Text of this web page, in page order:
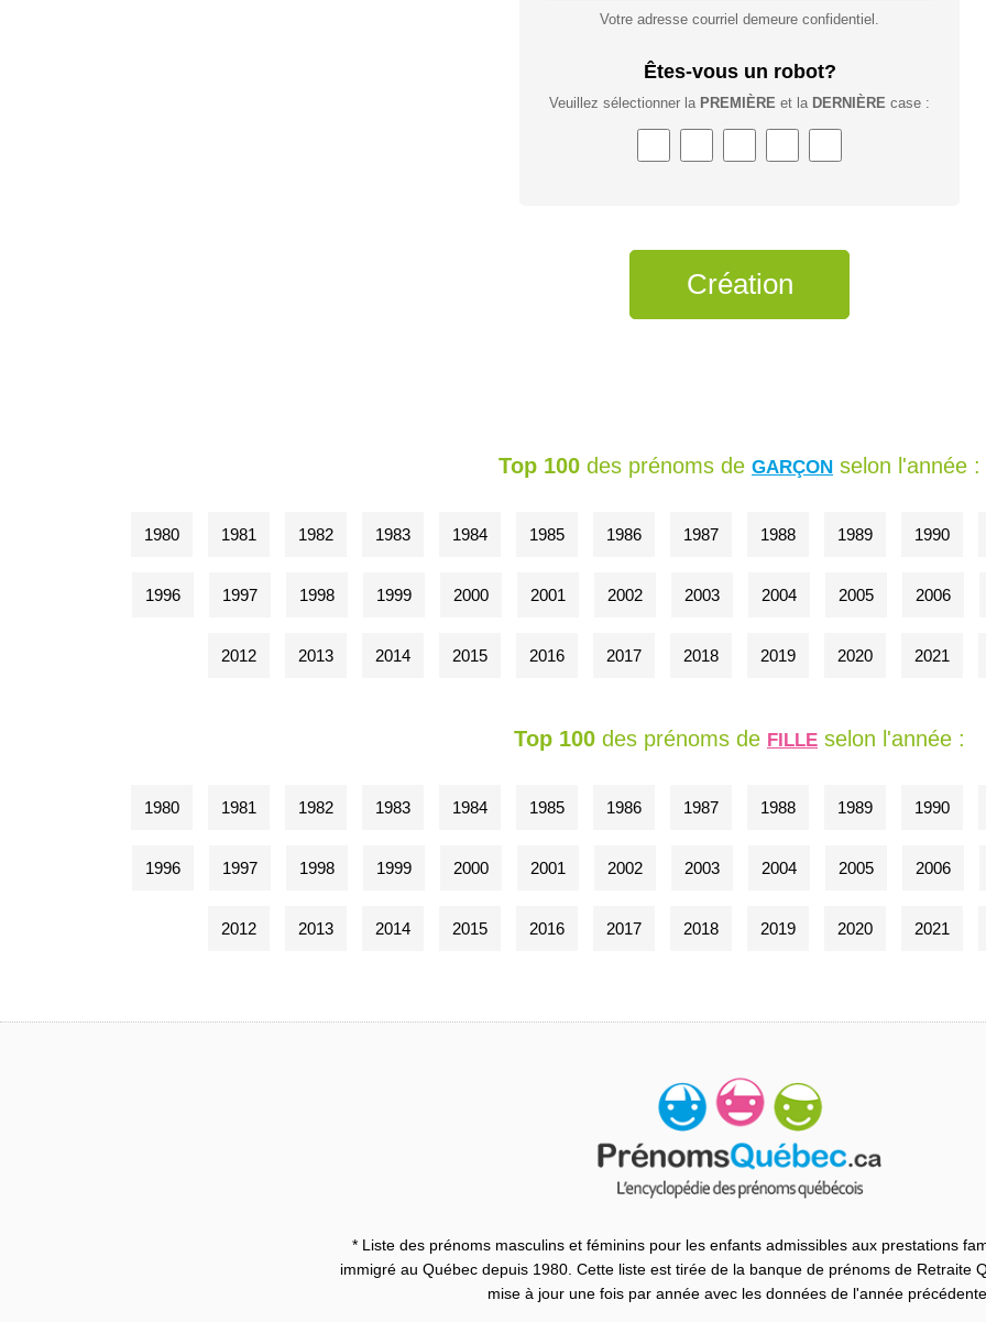
Votre adresse courriel demeure confidentiel.
Êtes-vous un robot?
Veuillez sélectionner la PREMIÈRE et la DERNIÈRE case :
Top 100 des prénoms de GARÇON selon l'année :
1980 1981 1982 1983 1984 1985 1986 1987 1988 1989 1990
1996 1997 1998 1999 2000 2001 2002 2003 2004 2005 2006
2012 2013 2014 2015 2016 2017 2018 2019 2020 2021
Top 100 des prénoms de FILLE selon l'année :
1980 1981 1982 1983 1984 1985 1986 1987 1988 1989 1990
1996 1997 1998 1999 2000 2001 2002 2003 2004 2005 2006
2012 2013 2014 2015 2016 2017 2018 2019 2020 2021
* Liste des prénoms masculins et féminins pour les enfants admissibles aux prestations
immigré au Québec depuis 1980. Cette liste est tirée de la banque de prénoms de Retraite
mise à jour une fois par année avec les données de l'année précédente.